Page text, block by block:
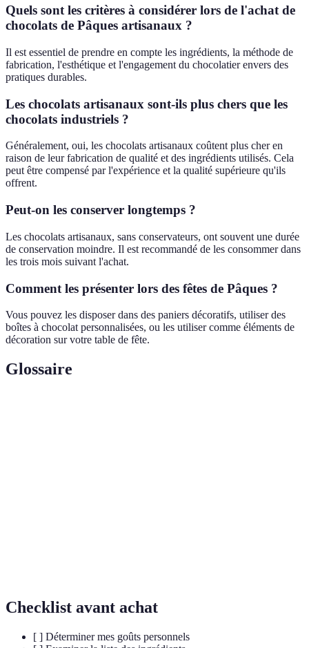
Quels sont les critères à considérer lors de l'achat de
chocolats de Pâques artisanaux ?
Il est essentiel de prendre en compte les ingrédients, la méthode de
fabrication, l'esthétique et l'engagement du chocolatier envers des
pratiques durables.
Les chocolats artisanaux sont-ils plus chers que les
chocolats industriels ?
Généralement, oui, les chocolats artisanaux coûtent plus cher en
raison de leur fabrication de qualité et des ingrédients utilisés. Cela
peut être compensé par l'expérience et la qualité supérieure qu'ils
offrent.
Peut-on les conserver longtemps ?
Les chocolats artisanaux, sans conservateurs, ont souvent une durée
de conservation moindre. Il est recommandé de les consommer dans
les trois mois suivant l'achat.
Comment les présenter lors des fêtes de Pâques ?
Vous pouvez les disposer dans des paniers décoratifs, utiliser des
boîtes à chocolat personnalisées, ou les utiliser comme éléments de
décoration sur votre table de fête.
Glossaire
Checklist avant achat
[ ] Déterminer mes goûts personnels